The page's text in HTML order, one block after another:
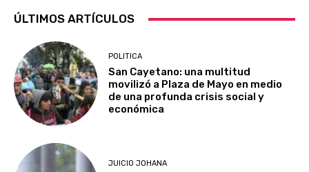
ÚLTIMOS ARTÍCULOS
POLITICA
San Cayetano: una multitud
movilizó a Plaza de Mayo en medio
de una profunda crisis social y
económica
JUICIO JOHANA